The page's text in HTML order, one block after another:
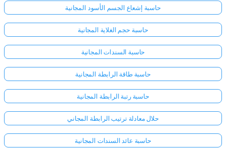
حاسبة إشعاع الجسم الأسود المجانية
حاسبة حجم الغلاية المجانية
حاسبة السندات المجانية
حاسبة طاقة الرابطة المجانية
حاسبة رتبة الرابطة المجانية
حلال معادلة ترتيب الرابطة المجاني
حاسبة عائد السندات المجانية